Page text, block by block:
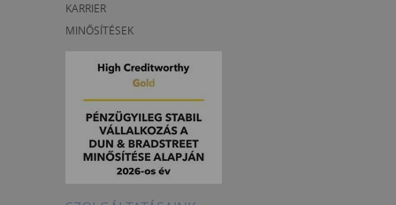
KARRIER
MINŐSÍTÉSEK